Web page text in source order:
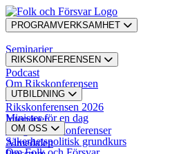
PROGRAMVERKSAMHET
Seminarier
Podcast
Artiklar
Intervjuer
Almedalen
RIKSKONFERENSEN
Om Rikskonferensen
Rikskonferensen 2026
Tidigare rikskonferenser
UTBILDNING
Minister för en dag
Säkerhetspolitisk grundkurs
OM OSS